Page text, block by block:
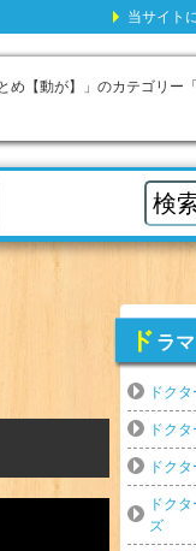
め【動が】」のカテゴリー
ド ラ
ドク
ドク
ドク
ドク
ズ
当サイト